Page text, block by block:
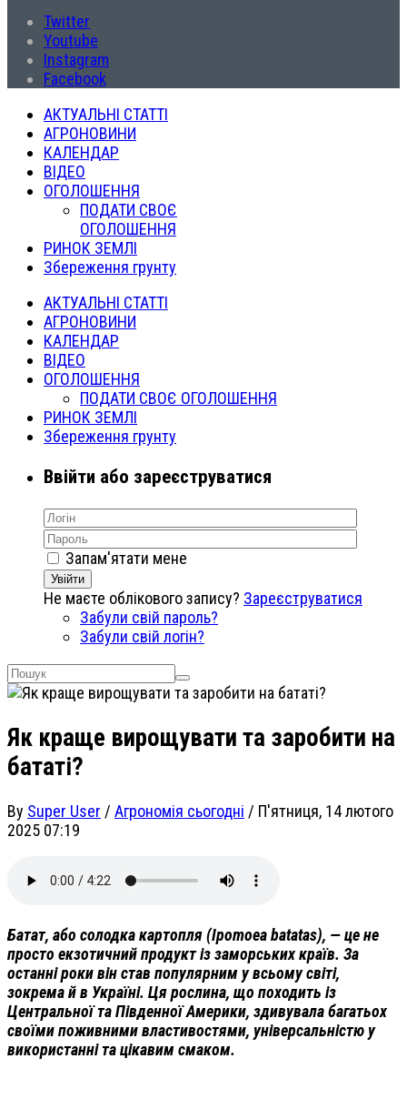
Twitter
Youtube
Instagram
Facebook
АКТУАЛЬНІ СТАТТІ
АГРОНОВИНИ
КАЛЕНДАР
ВІДЕО
ОГОЛОШЕННЯ
ПОДАТИ СВОЄ
ОГОЛОШЕННЯ
РИНОК ЗЕМЛІ
Збереження грунту
АКТУАЛЬНІ СТАТТІ
АГРОНОВИНИ
КАЛЕНДАР
ВІДЕО
ОГОЛОШЕННЯ
ПОДАТИ СВОЄ ОГОЛОШЕННЯ
РИНОК ЗЕМЛІ
Збереження грунту
Ввійти або зареєструватися
Запам'ятати мене
Увійти
Не маєте облікового запису? Зареєструватися
Забули свій пароль?
Забули свій логін?
Як краще вирощувати та заробити на
бататі?
By Super User / Агрономія сьогодні / П'ятниця, 14 лютого
2025 07:19
Батат, або солодка картопля (Ipomoea batatas), — це не
просто екзотичний продукт із заморських країв. За
останні роки він став популярним у всьому світі,
зокрема й в Україні. Ця рослина, що походить із
Центральної та Південної Америки, здивувала багатьох
своїми поживними властивостями, універсальністю у
використанні та цікавим смаком.